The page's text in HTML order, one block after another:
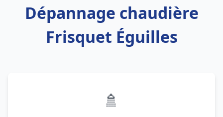
Dépannage chaudière
Frisquet Éguilles
🚿